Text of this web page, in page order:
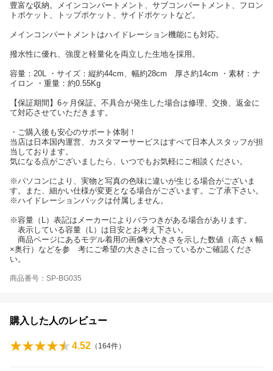
豊富な収納。メインコンパートメント、サブコンパートメント、フロン
トポケット、トップポケット、サイドポケットなど。
メインコンパートメントはハイドレーション機能にも対応。
撥水性に優れ、強度と軽量化を両立した生地を採用。
容量：20L ・サイズ：縦約44cm、幅約28cm 厚さ約14cm ・素材：ナ
イロン ・重量：約0.55Kg
【保証期間】6ヶ月保証。不具合が発生した場合は修理、交換、返金に
て対応させていただきます。
・ご購入後も安心のサポート体制！
当店は日本国内運営、カスタマーサービスはすべて日本人スタッフが担
当しております。
気になる点がございましたら、いつでもお気軽にご相談ください。
※パソコンにより、実物と写真の色味に違いが生じる場合がございま
す。また、細かい仕様が変更となる場合がございます。ご了承下さい。
※ハイドレーションパックは付属しません。
※容量（L）表記はメーカーによりバラつきがある場合があります。
表示している容量（L）は目安とお考え下さい。
商品ページにあるモデル着用の画像や大きさを示した数値（高さｘ幅
×奥行）などを参 考にご希望の大きさに合っているかご確認くださ
い。
商品番号：SP-BG035
購入した人のレビュー
4.52 （ 164件）